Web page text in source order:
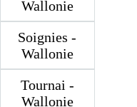
Wallonie
Soignies -
Wallonie
Tournai -
Wallonie